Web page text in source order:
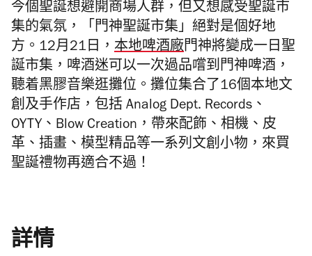
今個聖誕想避開商場人群，但又想感受聖誕市
集的氣氛，「門神聖誕市集」絕對是個好地
方。12月21日， 本地啤酒廠門神將變成一日聖
誕市集，啤酒迷可以一次過品嚐到門神啤酒，
聽着黑膠音樂逛攤位。攤位集合了16個本地文
創及手作店，包括 Analog Dept. Records、
OYTY、Blow Creation，帶來配飾、相機、皮
革、插畫、模型精品等一系列文創小物，來買
聖誕禮物再適合不過！
詳情